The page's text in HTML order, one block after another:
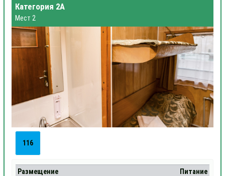
Категория 2А
Мест 2
116
Размещение
Питание